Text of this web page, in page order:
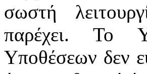
σωστή
παρέχει. Το
Υποθέσεων δεν